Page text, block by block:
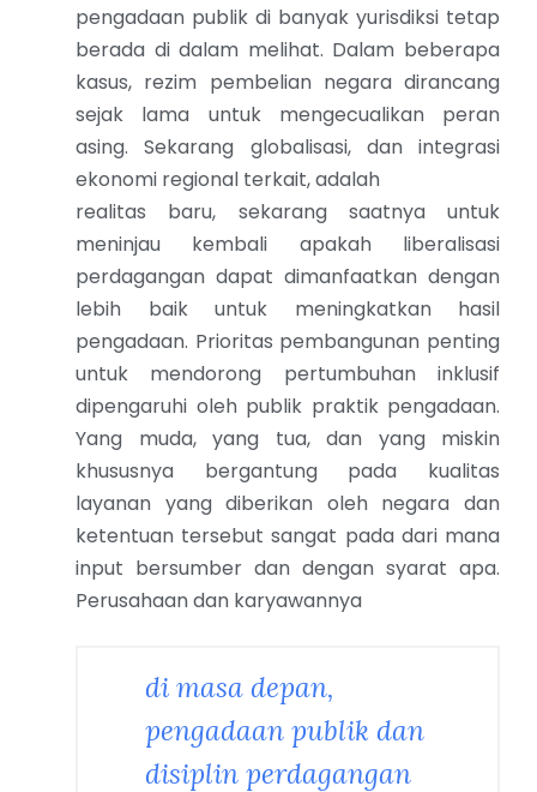
pengadaan publik di banyak yurisdiksi tetap
berada di dalam melihat. Dalam beberapa
kasus, rezim pembelian negara dirancang
sejak lama untuk mengecualikan peran
asing. Sekarang globalisasi, dan integrasi
ekonomi regional terkait, adalah
realitas baru, sekarang saatnya untuk
meninjau kembali apakah liberalisasi
perdagangan dapat dimanfaatkan dengan
lebih baik untuk meningkatkan hasil
pengadaan. Prioritas pembangunan penting
untuk mendorong pertumbuhan inklusif
dipengaruhi oleh publik praktik pengadaan.
Yang muda, yang tua, dan yang miskin
khususnya bergantung pada kualitas
layanan yang diberikan oleh negara dan
ketentuan tersebut sangat pada dari mana
input bersumber dan dengan syarat apa.
Perusahaan dan karyawannya
di masa depan,
pengadaan publik dan
disiplin perdagangan